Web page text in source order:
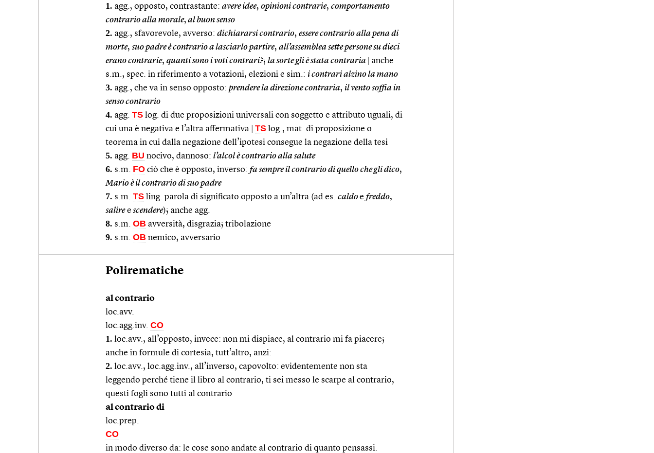
1. agg., opposto, contrastante: avere idee, opinioni contrarie, comportamento
contrario alla morale, al buon senso
2. agg., sfavorevole, avverso: dichiararsi contrario, essere contrario alla pena di
morte, suo padre è contrario a lasciarlo partire, all’assemblea sette persone su dieci
erano contrarie, quanti sono i voti contrari?; la sorte gli è stata contraria
anche
s.m., spec. in riferimento a votazioni, elezioni e sim.: i contrari alzino la mano
3. agg., che va in senso opposto: prendere la direzione contraria, il vento soffia in
senso contrario
4. agg. TS log. di due proposizioni universali con soggetto e attributo uguali, di
cui una è negativa e l’altra affermativa
TS log., mat. di proposizione o
teorema in cui dalla negazione dell’ipotesi consegue la negazione della tesi
5. agg. BU nocivo, dannoso: l’alcol è contrario alla salute
6. s.m. FO ciò che è opposto, inverso: fa sempre il contrario di quello che gli dico,
Mario è il contrario di suo padre
7. s.m. TS ling. parola di significato opposto a un’altra (ad es. caldoe freddo,
saliree scendere); anche agg.
8. s.m. OB avversità, disgrazia; tribolazione
9. s.m. OB nemico, avversario
Polirematiche
al contrario
loc.avv.
loc.agg.inv. CO
1. loc.avv., all’opposto, invece: non mi dispiace, al contrario mi fa piacere;
anche in formule di cortesia, tutt’altro, anzi:
2. loc.avv., loc.agg.inv., all’inverso, capovolto: evidentemente non sta
leggendo perché tiene il libro al contrario, ti sei messo le scarpe al contrario,
questi fogli sono tutti al contrario
al contrario di
loc.prep.
CO
in modo diverso da: le cose sono andate al contrario di quanto pensassi.